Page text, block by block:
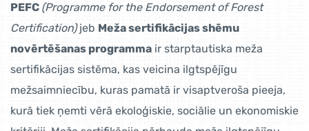
PEFC (Programme for the Endorsement of Forest
Certification)jeb Meža sertifikācijas shēmu
novērtēšanas programma ir starptautiska meža
sertifikācijas sistēma, kas veicina ilgtspējīgu
mežsaimniecību, kuras pamatā ir visaptveroša pieeja,
kurā tiek ņemti vērā ekoloģiskie, sociālie un ekonomiskie